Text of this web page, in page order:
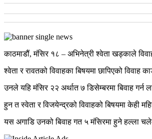
काठमाडौं, मंसिर १८ – अभिनेत्री श्वेता खड्काले
श्वेता र रावतको विवाहका बिषयमा छापिएको
उनले यहि मंसिर २२ अर्थात ७ डिसेम्बरमा बिवाह गर्न
हुन त स्वेता र विजयेन्द्रको विवाहको बिषयमा केही
यस अगाडि उनको बिवाह गत ५ मंसिरमा हुने हल्ला